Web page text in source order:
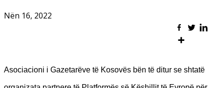
Nën 16, 2022
Asociacioni i Gazetarëve të Kosovës bën të ditur se shtatë